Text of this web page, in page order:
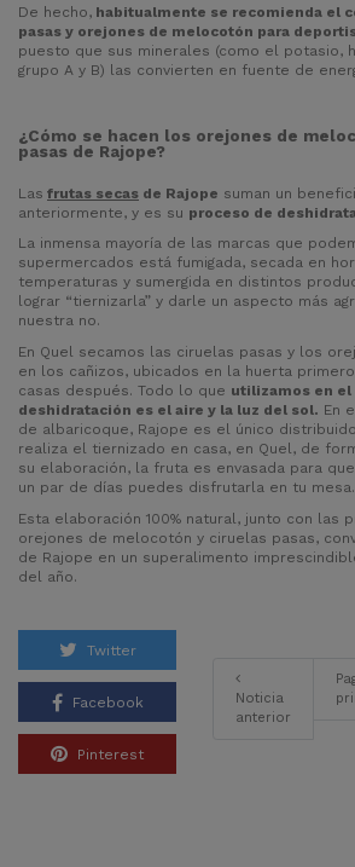
De hecho, habitualmente se recomienda el
pasas y orejones de melocotón para
puesto que sus minerales (como el potasio,
grupo A y B) las convierten en fuente de
¿Cómo se hacen los orejones de
pasas de Rajope?
Las frutas secas de Rajope suman un
anteriormente, y es su proceso de
La inmensa mayoría de las marcas que
supermercados está fumigada, secada en
temperaturas y sumergida en distintos
lograr “tiernizarla” y darle un aspecto más
nuestra no.
En Quel secamos las ciruelas pasas y los
en los cañizos, ubicados en la huerta
casas después. Todo lo que utilizamos en el
deshidratación es el aire y la luz del sol. En
de albaricoque, Rajope es el único
realiza el tiernizado en casa, en Quel, de
su elaboración, la fruta es envasada para
un par de días puedes disfrutarla en tu
Esta elaboración 100% natural, junto con las
orejones de melocotón y ciruelas pasas,
de Rajope en un superalimento
del año.
Twitter
Facebook
Pinterest
Noticia
anterior